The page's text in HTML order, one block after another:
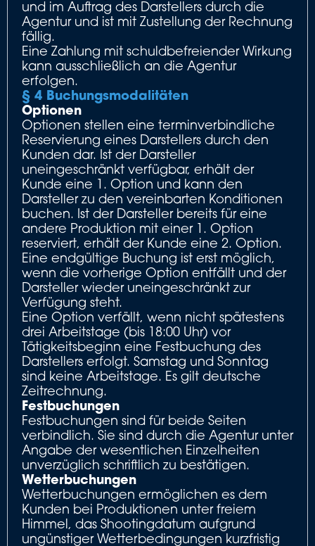
und im Auftrag des Darstellers durch die
Agentur und ist mit Zustellung der Rechnung
fällig.
Eine Zahlung mit schuldbefreiender Wirkung
kann ausschließlich an die Agentur
erfolgen.
§ 4 Buchungsmodalitäten
Optionen
Optionen stellen eine terminverbindliche
Reservierung eines Darstellers durch den
Kunden dar. Ist der Darsteller
uneingeschränkt verfügbar, erhält der
Kunde eine 1. Option und kann den
Darsteller zu den vereinbarten Konditionen
buchen. Ist der Darsteller bereits für eine
andere Produktion mit einer 1. Option
reserviert, erhält der Kunde eine 2. Option.
Eine endgültige Buchung ist erst möglich,
wenn die vorherige Option entfällt und der
Darsteller wieder uneingeschränkt zur
Verfügung steht.
Eine Option verfällt, wenn nicht spätestens
drei Arbeitstage (bis 18:00 Uhr) vor
Tätigkeitsbeginn eine Festbuchung des
Darstellers erfolgt. Samstag und Sonntag
sind keine Arbeitstage. Es gilt deutsche
Zeitrechnung.
Festbuchungen
Festbuchungen sind für beide Seiten
verbindlich. Sie sind durch die Agentur unter
Angabe der wesentlichen Einzelheiten
unverzüglich schriftlich zu bestätigen.
Wetterbuchungen
Wetterbuchungen ermöglichen es dem
Kunden bei Produktionen unter freiem
Himmel, das Shootingdatum aufgrund
ungünstiger Wetterbedingungen kurzfristig